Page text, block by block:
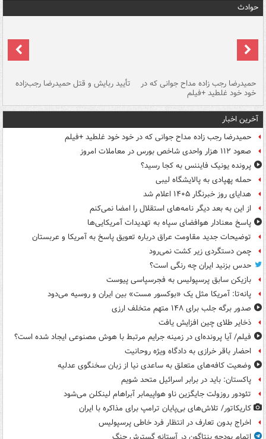
حوادث
حمیدرضا رجب زاده مداح جوانی که در
خود خود غلطید +فیلم
تأیید ربایش و قتل حمیدرضا رجب‌زاده
آخرین اخبار
حمیدرضا رجب زاده مداح جوانی که در خود خود غلطید +فیلم
صعود ۱۱۲ هزار واحدی شاخص بورس در معاملات امروز
پرونده یونیک فایننس به کجا رسید؟
حمله پهپادی به پالایشگاه لیبی
هدایای روز خبرنگار ۱۴۰۵ اعلام شد
از این به بعد دیگر نامه‌های استقلال را امضا نمی‌کنم
پاسخ معنادار هوافضای سپاه به تهدیدات آمریکایی‌ها
توضیحات جدید مقاومت عراق درباره تعویق پاسخ به آمریکا و عربستان
چمن دستگردی زیر کشت نمی‌رود
حدس بزنید ایران چه رنگی است؟
بازیکن سابق پرسپولیس به فجرسپاسی پیوست
پانه‌تا: آمریکا مثل یک «بوکسور مست» بین ایران و روسیه می‌دود
صدور برگه جلب برای ۱۴۸ متهم متخلف ارزی
ذخایر طلای چین افزایش یافت
فیلم/ آیا پرونده‌ای در زمینه جرایم مرتبط با هوش مصنوعی ایجاد شده است؟
احضار باقر خرازی به دادگاه ویژه روحانیت
وضعیت کافه‌های متعلق به ساعدی نیا از زبان سخنگوی عدلیه
پاکستان: باید در برابر اسرائیل متحد شویم
تئودور روزولت جایگزین ناو هواپیمابر آبراهام لینکلن می‌شود
کاریکاتور/ تلاش‌های بی‌پایان ترامپ برای مذاکره با ایران
اخراج بدون تعارف در انتظار فرد خاطی پرسپولیس